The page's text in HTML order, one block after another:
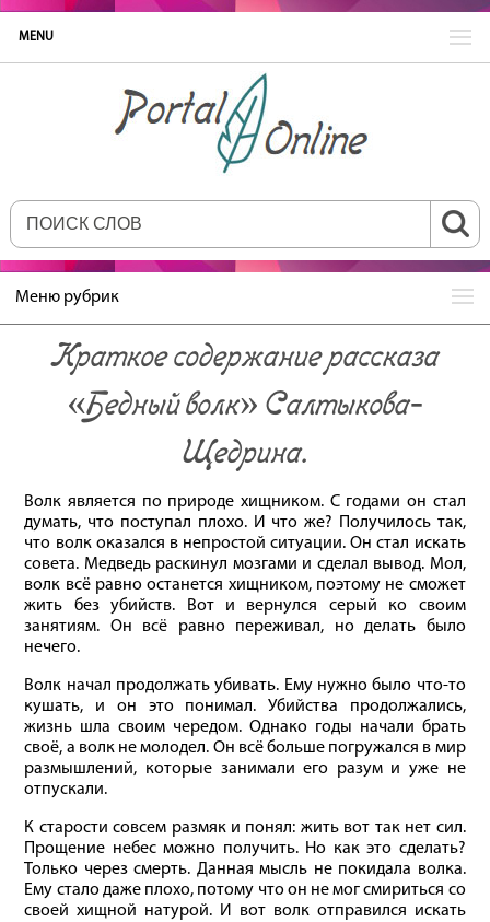
MENU
Меню рубрик
Краткое содержание рассказа
«Бедный волк» Салтыкова‐
Щедрина.
Волк является по природе хищником. С годами он стал
думать, что поступал плохо. И что же? Получилось так,
что волк оказался в непростой ситуации. Он стал искать
совета. Медведь раскинул мозгами и сделал вывод. Мол,
волк всё равно останется хищником, поэтому не сможет
жить без убийств. Вот и вернулся серый ко своим
занятиям. Он всё равно переживал, но делать было
нечего.
Волк начал продолжать убивать. Ему нужно было что-то
кушать, и он это понимал. Убийства продолжались,
жизнь шла своим чередом. Однако годы начали брать
своё, а волк не молодел. Он всё больше погружался в мир
размышлений, которые занимали его разум и уже не
отпускали.
К старости совсем размяк и понял: жить вот так нет сил.
Прощение небес можно получить. Но как это сделать?
Только через смерть. Данная мысль не покидала волка.
Ему стало даже плохо, потому что он не мог смириться со
своей хищной натурой. И вот волк отправился искать